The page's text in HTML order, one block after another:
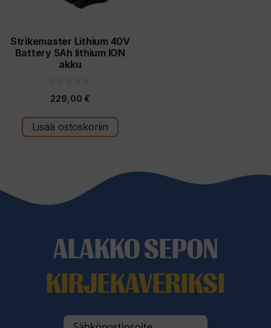
Strikemaster Lithium 40V
Battery 5Ah lithium ION
akku
5
s
t
ä
229,00 €
Lisää ostoskoriin
ALAKKO SEPON
KIRJEKAVERIKSI